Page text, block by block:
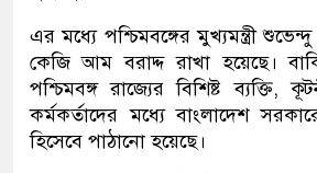
এর মধ্যে পশ্চিমবঙ্গের মুখ্যমন্ত্রী
কেজি আম বরাদ্দ রাখা হয়েছে।
পশ্চিমবঙ্গ রাজ্যের বিশিষ্ট ব্যক্তি,
কর্মকর্তাদের মধ্যে বাংলাদেশ
হিসেবে পাঠানো হয়েছে।